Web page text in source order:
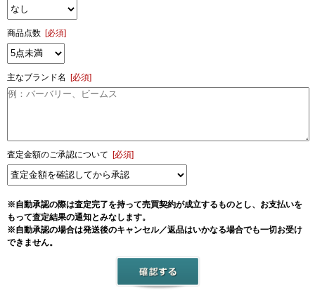
商品点数 [必須]
主なブランド名 [必須]
査定金額のご承認について [必須]
※自動承認の際は査定完了を持って売買契約が成立するものとし、お支払いを
もって査定結果の通知とみなします。
※自動承認の場合は発送後のキャンセル／返品はいかなる場合でも一切お受け
できません。